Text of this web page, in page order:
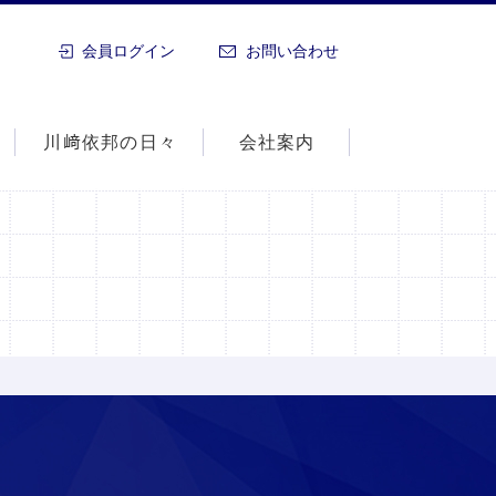
会員ログイン お問い合わせ
川﨑依邦の日々 会社案内